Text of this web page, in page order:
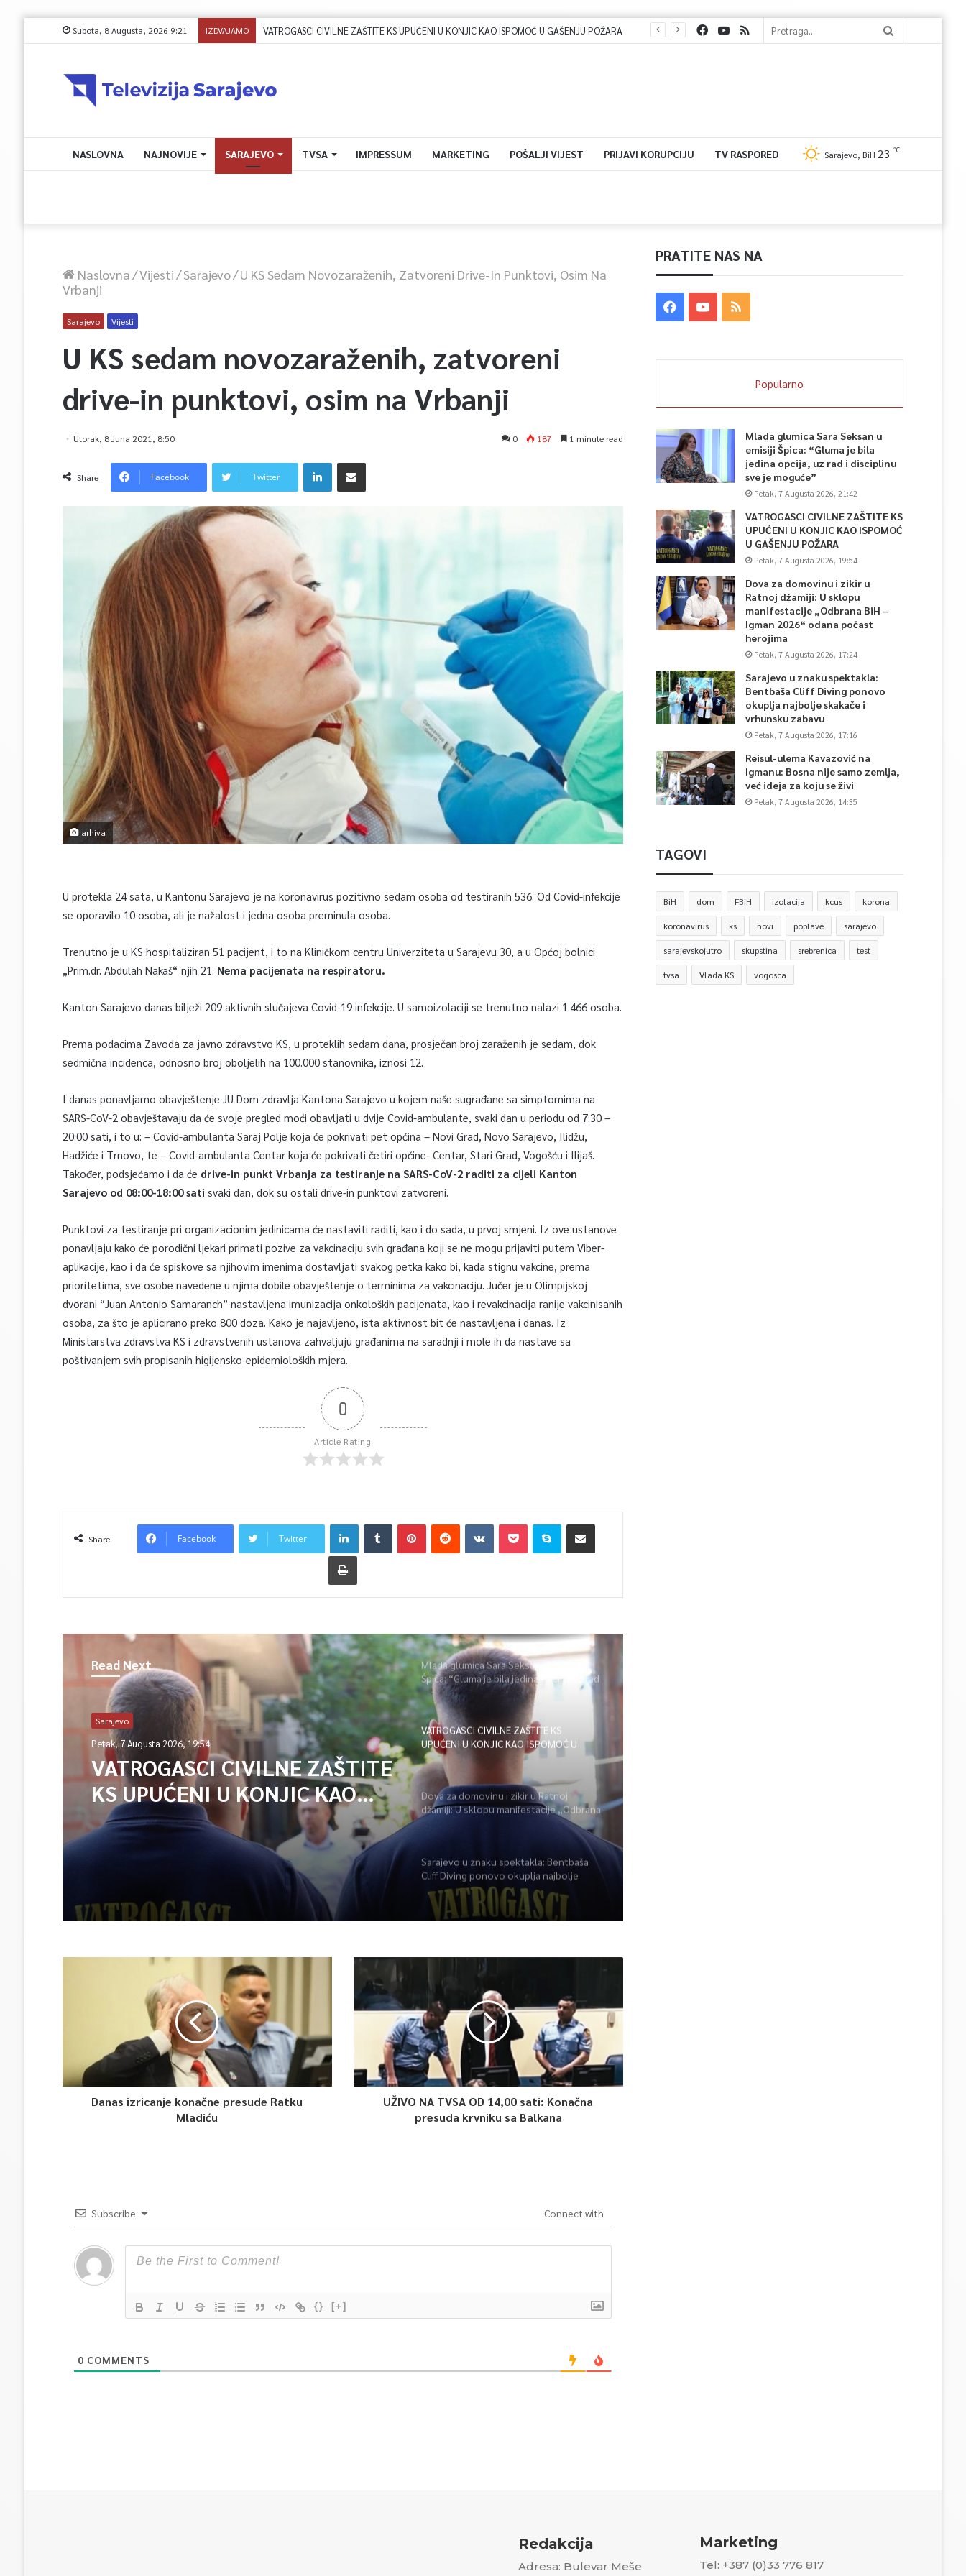
Subota, 8 Augusta, 2026 9:21 IZDVAJAMO VATROGASCI CIVILNE ZAŠTITE KS UPUĆENI U KONJIC KAO ISPOMOĆ U GAŠENJU POŽARA
NASLOVNA NAJNOVIJE SARAJEVO TVSA IMPRESSUM MARKETING POŠALJI VIJEST PRIJAVI KORUPCIJU TV RASPORED Sarajevo, BiH 23 ℃
Naslovna/Vijesti/Sarajevo/U KS Sedam Novozaraženih, Zatvoreni Drive-In Punktovi, Osim Na
Vrbanji
Sarajevo Vijesti
U KS sedam novozaraženih, zatvoreni
drive-in punktovi, osim na Vrbanji
Utorak, 8 Juna 2021, 8:50 0 187 1 minute read
Share Facebook Twitter
arhiva
U protekla 24 sata, u Kantonu Sarajevo je na koronavirus pozitivno sedam osoba od testiranih 536. Od Covid-infekcije
se oporavilo 10 osoba, ali je nažalost i jedna osoba preminula osoba.
Trenutno je u KS hospitaliziran 51 pacijent, i to na Kliničkom centru Univerziteta u Sarajevu 30, a u Općoj bolnici
„Prim.dr. Abdulah Nakaš“ njih 21. Nema pacijenata na respiratoru.
Kanton Sarajevo danas bilježi 209 aktivnih slučajeva Covid-19 infekcije. U samoizolaciji se trenutno nalazi 1.466 osoba.
Prema podacima Zavoda za javno zdravstvo KS, u proteklih sedam dana, prosječan broj zaraženih je sedam, dok
sedmična incidenca, odnosno broj oboljelih na 100.000 stanovnika, iznosi 12.
I danas ponavljamo obavještenje JU Dom zdravlja Kantona Sarajevo u kojem naše sugrađane sa simptomima na
SARS-CoV-2 obavještavaju da će svoje pregled moći obavljati u dvije Covid-ambulante, svaki dan u periodu od 7:30 –
20:00 sati, i to u: – Covid-ambulanta Saraj Polje koja će pokrivati pet općina – Novi Grad, Novo Sarajevo, Ilidžu,
Hadžiće i Trnovo, te – Covid-ambulanta Centar koja će pokrivati četiri općine- Centar, Stari Grad, Vogošću i Ilijaš.
Također, podsjećamo i da će drive-in punkt Vrbanja za testiranje na SARS-CoV-2 raditi za cijeli Kanton
Sarajevo od 08:00-18:00 sati svaki dan, dok su ostali drive-in punktovi zatvoreni.
Punktovi za testiranje pri organizacionim jedinicama će nastaviti raditi, kao i do sada, u prvoj smjeni. Iz ove ustanove
ponavljaju kako će porodični ljekari primati pozive za vakcinaciju svih građana koji se ne mogu prijaviti putem Viber-
aplikacije, kao i da će spiskove sa njihovim imenima dostavljati svakog petka kako bi, kada stignu vakcine, prema
prioritetima, sve osobe navedene u njima dobile obavještenje o terminima za vakcinaciju. Jučer je u Olimpijskoj
dvorani “Juan Antonio Samaranch” nastavljena imunizacija onkoloških pacijenata, kao i revakcinacija ranije vakcinisanih
osoba, za što je aplicirano preko 800 doza. Kako je najavljeno, ista aktivnost bit će nastavljena i danas. Iz
Ministarstva zdravstva KS i zdravstvenih ustanova zahvaljuju građanima na saradnji i mole ih da nastave sa
poštivanjem svih propisanih higijensko-epidemioloških mjera.
0
Article Rating
Share Facebook Twitter
Read Next
Sarajevo
Petak, 7 Augusta 2026, 19:54
VATROGASCI CIVILNE ZAŠTITE
KS UPUĆENI U KONJIC KAO
ISPOMOĆ U GAŠENJU POŽARA
Mlada glumica Sara Seksan u emisiji
Špica: “Gluma je bila jedina opcija, uz rad
i disciplinu sve je moguće”
VATROGASCI CIVILNE ZAŠTITE KS
UPUĆENI U KONJIC KAO ISPOMOĆ U
GAŠENJU POŽARA
Dova za domovinu i zikir u Ratnoj
džamiji: U sklopu manifestacije „Odbrana
BiH – Igman 2026“ odana počast
Sarajevo u znaku spektakla: Bentbaša
Cliff Diving ponovo okuplja najbolje
skakače i vrhunsku zabavu
Danas izricanje konačne presude Ratku
Mladiću
UŽIVO NA TVSA OD 14,00 sati: Konačna
presuda krvniku sa Balkana
Subscribe Connect with
{} [+]
0 COMMENTS
PRATITE NAS NA
Popularno
Mlada glumica Sara Seksan u
emisiji Špica: “Gluma je bila
jedina opcija, uz rad i disciplinu
sve je moguće”
Petak, 7 Augusta 2026, 21:42
VATROGASCI CIVILNE ZAŠTITE KS
UPUĆENI U KONJIC KAO ISPOMOĆ
U GAŠENJU POŽARA
Petak, 7 Augusta 2026, 19:54
Dova za domovinu i zikir u
Ratnoj džamiji: U sklopu
manifestacije „Odbrana BiH –
Igman 2026“ odana počast
herojima
Petak, 7 Augusta 2026, 17:24
Sarajevo u znaku spektakla:
Bentbaša Cliff Diving ponovo
okuplja najbolje skakače i
vrhunsku zabavu
Petak, 7 Augusta 2026, 17:16
Reisul-ulema Kavazović na
Igmanu: Bosna nije samo zemlja,
već ideja za koju se živi
Petak, 7 Augusta 2026, 14:35
TAGOVI
BiH dom FBiH izolacija kcus korona
koronavirus ks novi poplave sarajevo
sarajevskojutro skupstina srebrenica test
tvsa Vlada KS vogosca
Redakcija
Adresa: Bulevar Meše
Marketing
Tel: +387 (0)33 776 817